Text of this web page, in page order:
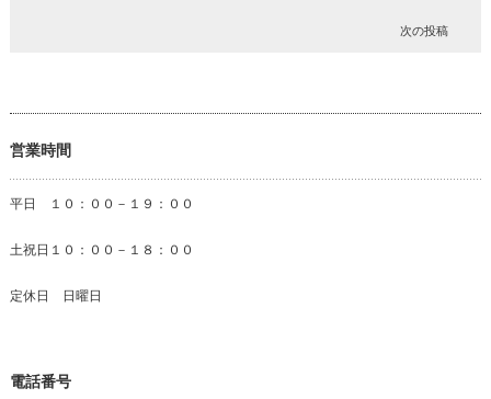
次の投稿
営業時間
平日 １０：００－１９：００
土祝日１０：００－１８：００
定休日 日曜日
電話番号